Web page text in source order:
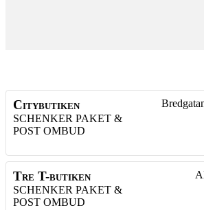
Citybutiken
SCHENKER PAKET &
POST OMBUD
Tre T-butiken
SCHENKER PAKET &
POST OMBUD